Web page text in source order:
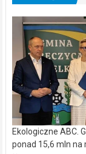
Ekologiczne ABC.
ponad 15,6 mln na